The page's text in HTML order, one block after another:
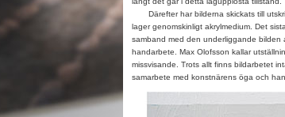
Därefter har bilderna skickats till
lager genomskinligt akrylmedium. Det
samband med den underliggande
handarbete. Max Olofsson kallar
missvisande. Trots allt finns bildarbetet
samarbete med konstnärens öga och